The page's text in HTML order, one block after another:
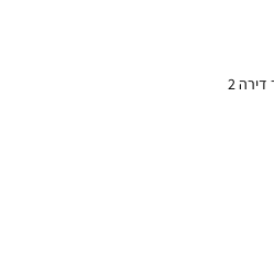
כמה עולה חבילת מעבר דירה 2